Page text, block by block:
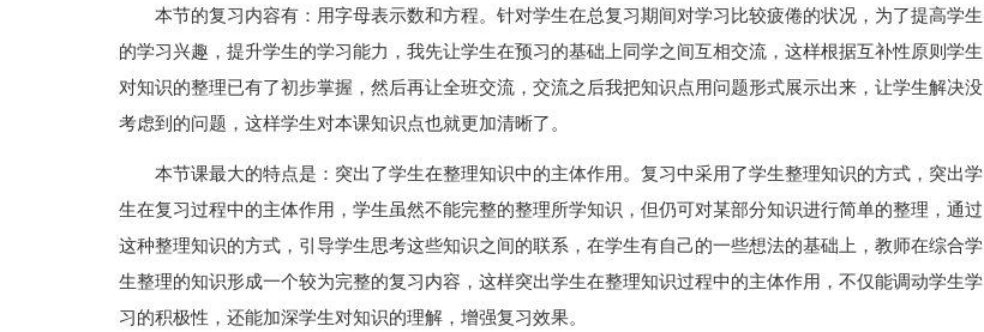
本节的复习内容有：用字母表示数和方程。针对学生在总复习期间对学习比较疲倦的状况，为了提高学生
的学习兴趣，提升学生的学习能力，我先让学生在预习的基础上同学之间互相交流，这样根据互补性原则学生
对知识的整理已有了初步掌握，然后再让全班交流，交流之后我把知识点用问题形式展示出来，让学生解决没
考虑到的问题，这样学生对本课知识点也就更加清晰了。
本节课最大的特点是：突出了学生在整理知识中的主体作用。复习中采用了学生整理知识的方式，突出学
生在复习过程中的主体作用，学生虽然不能完整的整理所学知识，但仍可对某部分知识进行简单的整理，通过
这种整理知识的方式，引导学生思考这些知识之间的联系，在学生有自己的一些想法的基础上，教师在综合学
生整理的知识形成一个较为完整的复习内容，这样突出学生在整理知识过程中的主体作用，不仅能调动学生学
习的积极性，还能加深学生对知识的理解，增强复习效果。